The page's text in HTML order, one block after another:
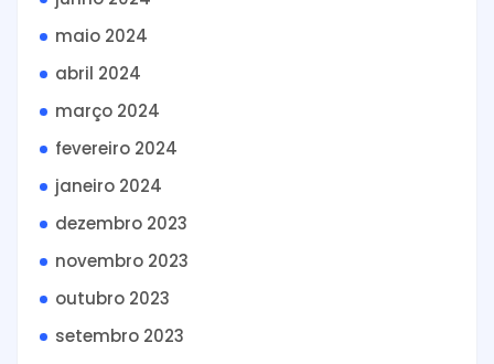
maio 2024
abril 2024
março 2024
fevereiro 2024
janeiro 2024
dezembro 2023
novembro 2023
outubro 2023
setembro 2023